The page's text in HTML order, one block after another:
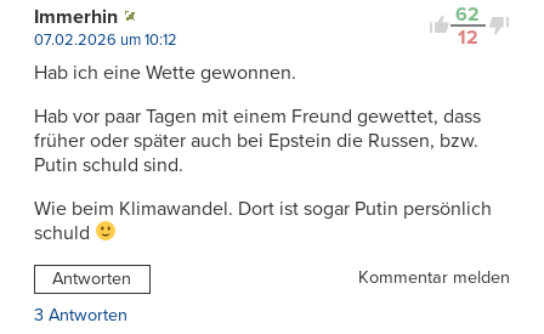
62
12
Immerhin
07.02.2026 um 10:12
Hab ich eine Wette gewonnen.
Hab vor paar Tagen mit einem Freund gewettet, dass
früher oder später auch bei Epstein die Russen, bzw.
Putin schuld sind.
Wie beim Klimawandel. Dort ist sogar Putin persönlich
schuld
Antworten
Kommentar melden
3 Antworten